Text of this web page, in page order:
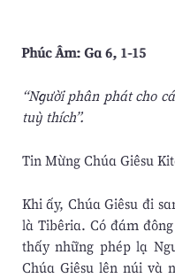
Phúc Âm: Ga 6, 1-15
“Người phân phát cho
tuỳ thích”.
Tin Mừng Chúa Giêsu
Khi ấy, Chúa Giêsu đi
là Tibêria. Có đám
thấy những phép lạ
Chúa Giêsu lên núi và